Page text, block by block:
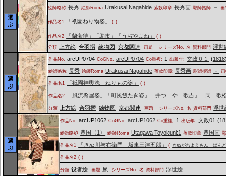
選
ぶ
絵師略称 長秀 絵師Roma Urakusai Nagahide 落款印章 長秀画 彫師摺師 － 画
作品名1 「祇園ねり物姿」 ( )
作品名2 「蘭奢待」「助市」「うぢやよね」 ( )
分類 上方絵 合羽摺 練物図 京都関連 画題 シリーズNo. 名 資料部門 浮世
選
ぶ
作品No. arcUP0704 CoGNo. arcUP0704 Co重複: 1 出版年: 文政０１ (1818
絵師略称 長秀 絵師Roma Urakusai Nagahide 落款印章 長秀画 彫師摺師 －
作品名1 「祇園神輿洗 ねりもの姿」 ( )
作品名2 「風流肴屋姿」「町風飯たき姿」「井つゝや 歌吉」「同 歌
分類 上方絵 合羽摺 練物図 京都関連 画題 シリーズNo. 名 資料部門 浮世
選
ぶ
作品No. arcUP1062 CoGNo. arcUP1062 Co重複: 1 出版年: 文政01 (
絵師略称 豊国〈1〉 絵師Roma Utagawa Toyokuni:1 落款印章 豊国画
作品名1 「きぬ川与右衛門 坂東三津五郎」 ( きぬがわよえもん ばん
作品名2 ( )
分類 役者絵 画題 累 シリーズNo. 名 資料部門 浮世絵